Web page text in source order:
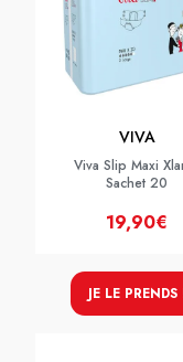
VIVA
Viva Slip Maxi
Sachet 20
19,90€
JE LE PRENDS